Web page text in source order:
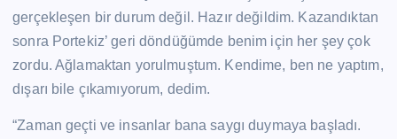
gerçekleşen bir durum değil. Hazır değildim. Kazandıktan
sonra Portekiz’ geri döndüğümde benim için her şey çok
zordu. Ağlamaktan yorulmuştum. Kendime, ben ne yaptım,
dışarı bile çıkamıyorum, dedim.
“Zaman geçti ve insanlar bana saygı duymaya başladı.